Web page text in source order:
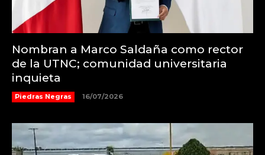
Nombran a Marco Saldaña como rector
de la UTNC; comunidad universitaria
inquieta
Piedras Negras 16/07/2026